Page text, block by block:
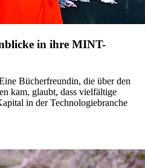
in ihre MINT-
Bücherfreundin, die über den
kam, glaubt, dass vielfältige
in der Technologiebranche